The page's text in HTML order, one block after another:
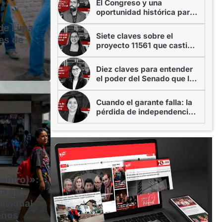
partidos y
postulan a un 3.1%
las alcaldías en Puno
Lima
de
su
El Congreso y una
oportunidad histórica para
aprobar una ley que
resguarde de verdad las
áreas marinas protegidas
Siete claves sobre el
proyecto 11561 que castiga
a víctimas de violencia
Diez claves para entender
el poder del Senado que lo
decidirá todo
Cuando el garante falla: la
pérdida de independencia
de la Defensoría del Pueblo
del Perú